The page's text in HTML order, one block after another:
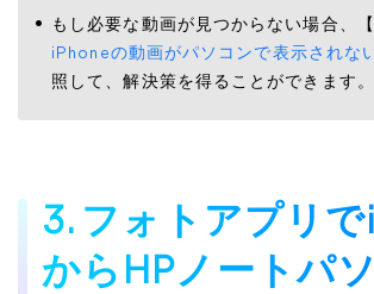
もし必要な動画が見つからない場合、【
iPhoneの動画がパソコンで表示されな
照して、解決策を得ることができます。
3. フォトアプリ
からHPノートパ